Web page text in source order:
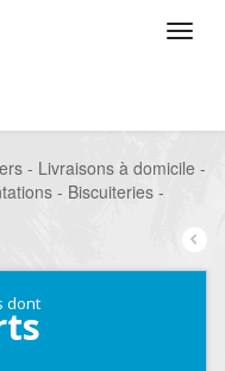
- Livraisons à domicile -
- Biscuiteries -
dont